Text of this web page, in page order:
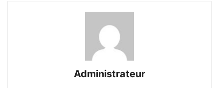
Administrateur